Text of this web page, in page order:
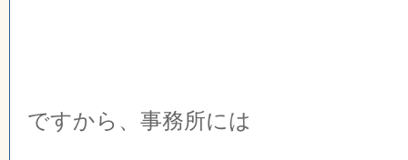
ですから、事務所には